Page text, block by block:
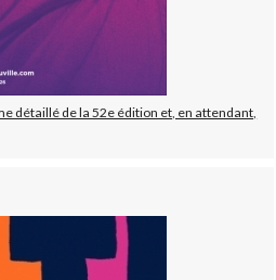
détaillé de la 52e édition et, en attendant,